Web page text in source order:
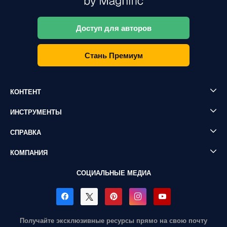
Доступ для авторов
Стань Премиум
КОНТЕНТ
ИНСТРУМЕНТЫ
СПРАВКА
КОМПАНИЯ
СОЦИАЛЬНЫЕ МЕДИА
Получайте эксклюзивные ресурсы прямо на свою почту